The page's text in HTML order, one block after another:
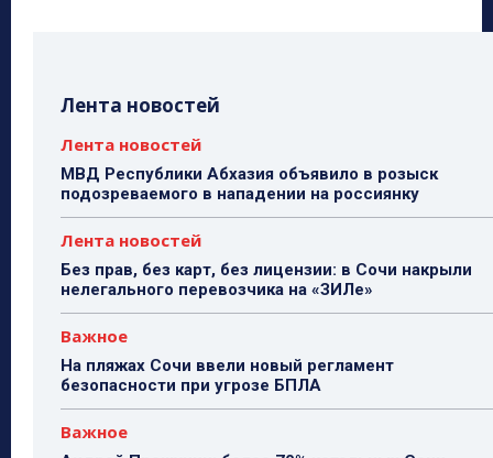
Лента новостей
Лента новостей
МВД Республики Абхазия объявило в розыск
подозреваемого в нападении на россиянку
Лента новостей
Без прав, без карт, без лицензии: в Сочи накрыли
нелегального перевозчика на «ЗИЛе»
Важное
На пляжах Сочи ввели новый регламент
безопасности при угрозе БПЛА
Важное